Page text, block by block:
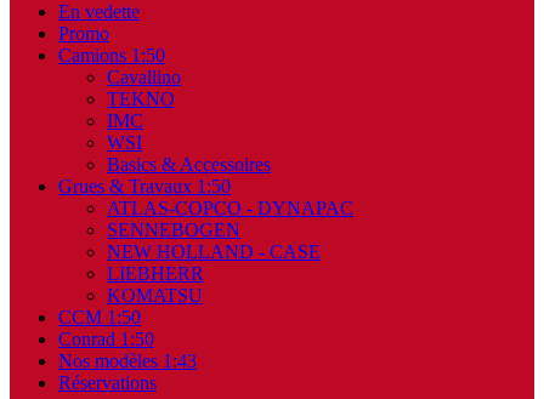
En vedette
Promo
Camions 1:50
Cavallino
TEKNO
IMC
WSI
Basics & Accessoires
Grues & Travaux 1:50
ATLAS-COPCO - DYNAPAC
SENNEBOGEN
NEW HOLLAND - CASE
LIEBHERR
KOMATSU
CCM 1:50
Conrad 1:50
Nos modèles 1:43
Réservations